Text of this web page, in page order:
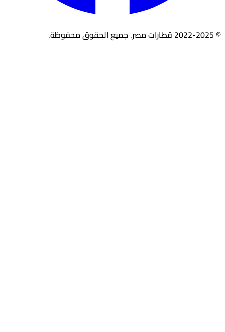
© 2022-2025 قطارات مصر. جميع الحقوق محفوظة.